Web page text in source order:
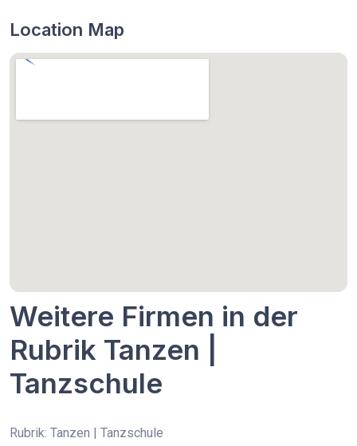
Location Map
Weitere Firmen in der
Rubrik Tanzen |
Tanzschule
Rubrik: Tanzen | Tanzschule